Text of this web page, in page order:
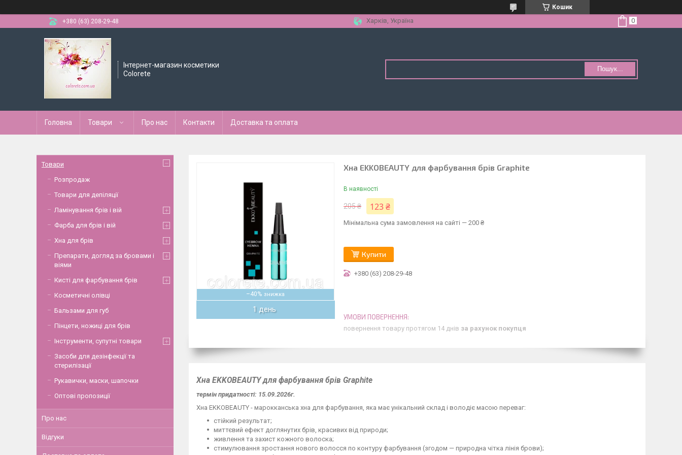
Кошик
+380 (63) 208-29-48
Харків, Україна
Інтернет-магазин косметики
Colorete
Пошук...
Головна Товари Про нас Контакти Доставка та оплата
–40%
1 день
Хна EKKOBEAUTY для фарбування брів Graphite
В наявності
205 ₴ 123 ₴
Мінімальна сума замовлення на сайті — 200 ₴
Купити
+380 (63) 208-29-48
повернення товару протягом 14 днів за рахунок покупця
Хна EKKOBEAUTY для фарбування брів Graphite
термін придатності: 15.09.2026г.
Хна EKKOBEAUTY - марокканська хна для фарбування, яка має унікальний склад і володіє масою переваг:
стійкий результат;
миттєвий ефект доглянутих брів, красивих від природи;
живлення та захист кожного волоска;
стимулювання зростання нового волосся по контуру фарбування (згодом — природна чітка лінія брови);
Товари
Розпродаж
Товари для депіляції
Ламінування брів і вій
Фарба для брів і вій
Хна для брів
Препарати, догляд за бровами і
віями
Кисті для фарбування брів
Косметичні олівці
Бальзами для губ
Пінцети, ножиці для брів
Інструменти, супутні товари
Засоби для дезінфекції та
стерилізації
Рукавички, маски, шапочки
Оптові пропозиції
Про нас
Відгуки